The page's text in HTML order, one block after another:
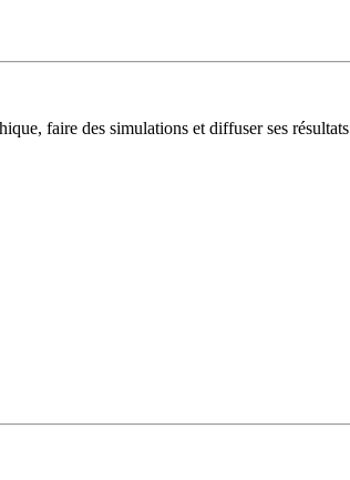
faire des simulations et diffuser ses résultats